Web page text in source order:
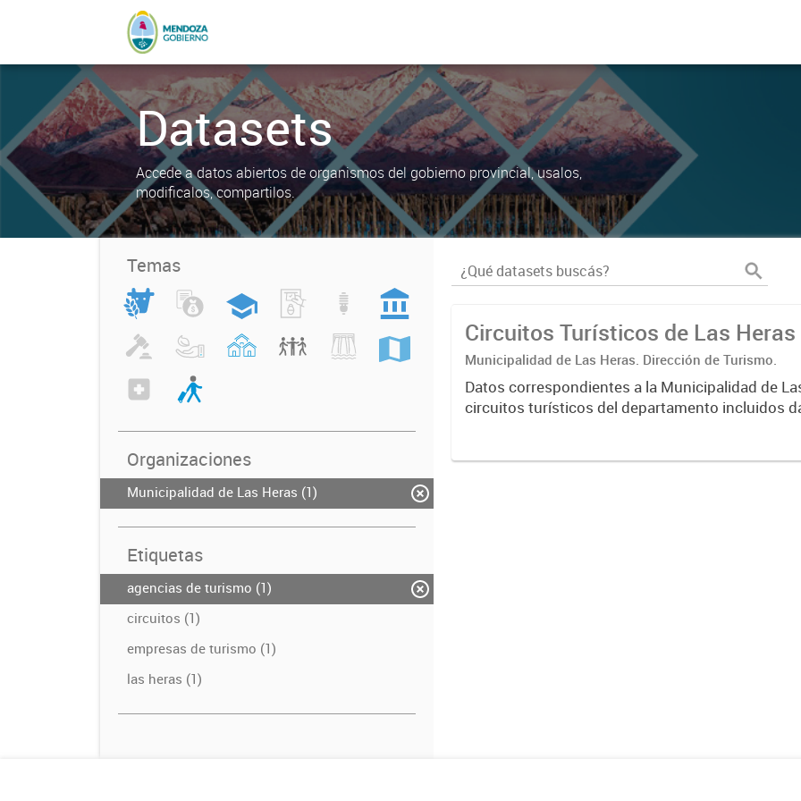
Datasets
Accede a datos abiertos de organismos del gobierno provincial, usalos,
modificalos, compartilos.
Temas
Organizaciones
Municipalidad de Las Heras (1)
Etiquetas
agencias de turismo (1)
circuitos (1)
empresas de turismo (1)
las heras (1)
Circuitos Turísticos de Las Heras
Municipalidad de Las Heras. Dirección de Turismo.
Datos correspondientes a la Municipalidad de
circuitos turísticos del departamento incluidos